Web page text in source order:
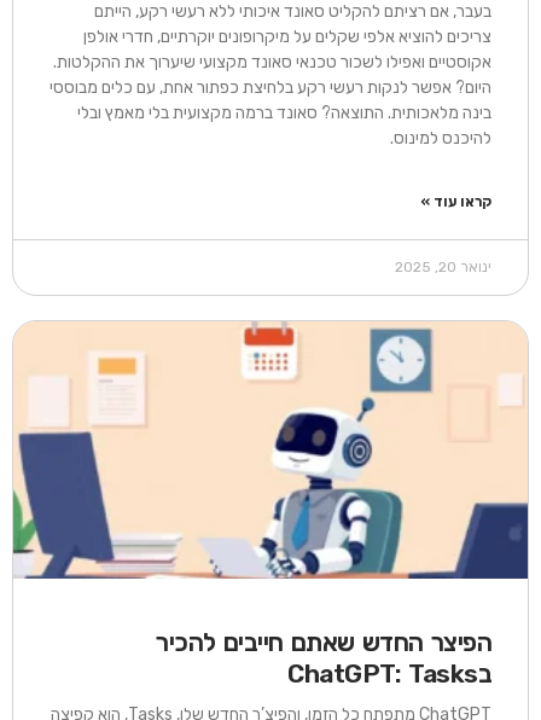
בעבר, אם רציתם להקליט סאונד איכותי ללא רעשי רקע, הייתם
צריכים להוציא אלפי שקלים על מיקרופונים יוקרתיים, חדרי אולפן
אקוסטיים ואפילו לשכור טכנאי סאונד מקצועי שיערוך את ההקלטות.
היום? אפשר לנקות רעשי רקע בלחיצת כפתור אחת, עם כלים מבוססי
בינה מלאכותית. התוצאה? סאונד ברמה מקצועית בלי מאמץ ובלי
להיכנס למינוס.
קראו עוד »
ינואר 20, 2025
הפיצר החדש שאתם חייבים להכיר
בChatGPT: Tasks
ChatGPT מתפתח כל הזמן, והפיצ’ר החדש שלו, Tasks, הוא קפיצה